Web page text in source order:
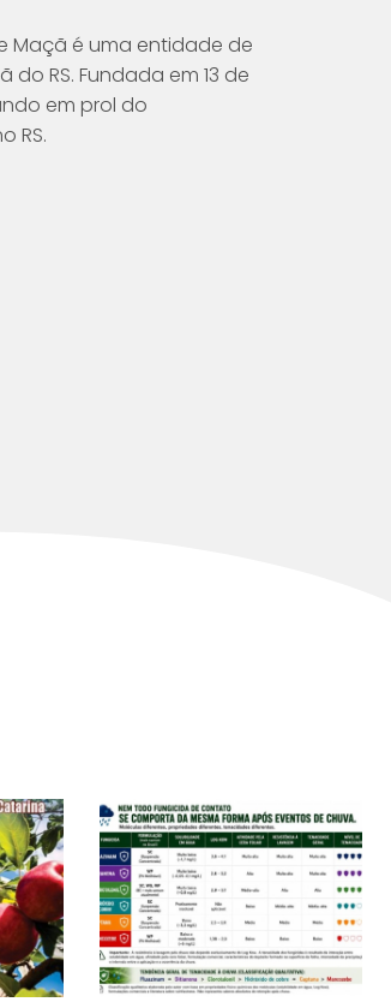
Maçã é uma entidade de
RS. Fundada em 13 de
em prol do
RS.